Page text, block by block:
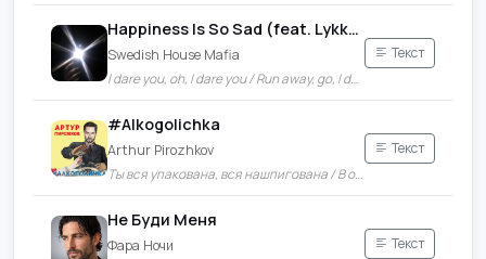
Happiness Is So Sad (feat. Lykke Li)
Swedish House Mafia
I dare you, oh, I dare you / Run away, go, I dare you
Текст
#Alkogolichka
Arthur Pirozhkov
Ты вся упакована, вся нашпигована / В общем ты вся очарована, околдована
Текст
Не Буди Меня
Фара Ночи
Текст